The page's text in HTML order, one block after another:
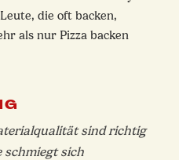
die oft backen,
als nur Pizza backen
sind richtig
schmiegt sich